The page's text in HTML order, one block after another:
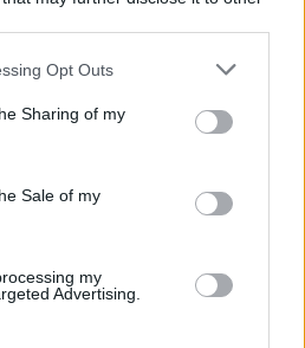
app uses one or more Google
behaviour. You may click to
and its third-party tags to
purposes in below Google
Opt Outs
Sharing of my
Sale of my
my
Advertising.
τότε παραμένει υπό